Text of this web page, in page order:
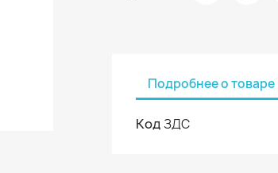
Подробнее о товаре
КодЗДС